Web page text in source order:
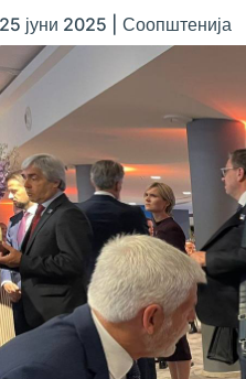
25 јуни 2025 Соопштенија